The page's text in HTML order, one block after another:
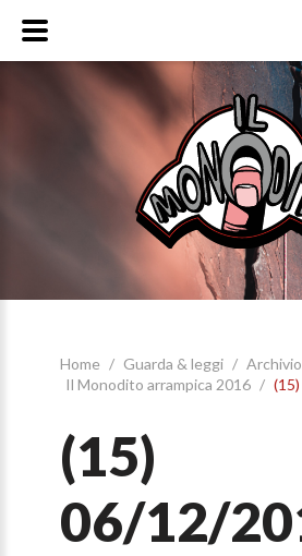
Home / Guarda & leggi / Archivio
Il Monodito arrampica 2016 /
(15)
06/12/